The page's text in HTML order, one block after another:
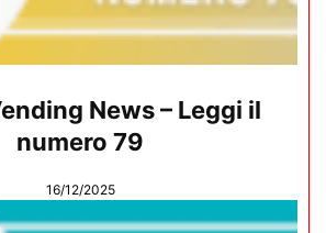
News – Leggi il
numero 79
16/12/2025